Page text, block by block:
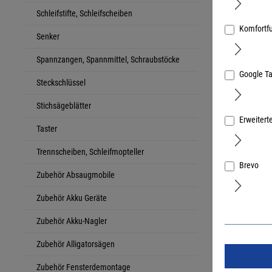
Schleifstifte, Schleifscheiben
Senker
Spannzangen, Spannmittel, Schraubstöcke
Steckschlüssel
Stichsägeblätter
Taster
Trennscheiben, Schleifmopteller
Zubehör Absaugmobile
Zubehör Akku Geräte
Zubehör Akku-Nagler
Zubehör Alligatorsägen
Zubehör Fensterdemontage
Festool
Art.Nr.:
Google
Brevo